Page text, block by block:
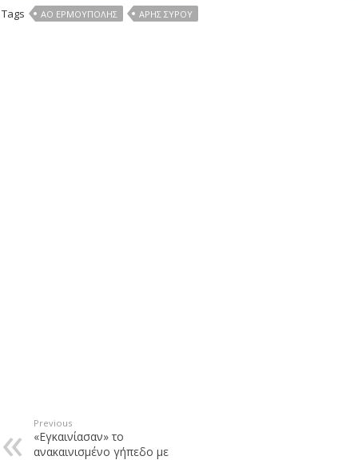
Tags ΑΟ ΕΡΜΟΥΠΟΛΗΣ ΑΡΗΣ ΣΥΡΟΥ
Previous
«Εγκαινίασαν» το
ανακαινισμένο γήπεδο με